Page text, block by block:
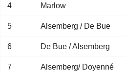
4 Marlow
5 Alsemberg / De Bue
6 De Bue / Alsemberg
7 Alsemberg/ Doyenné